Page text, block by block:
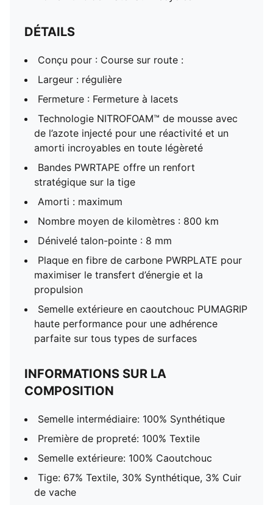
DÉTAILS
Conçu pour : Course sur route :
Largeur : régulière
Fermeture : Fermeture à lacets
Technologie NITROFOAM™ de mousse avec
de l’azote injecté pour une réactivité et un
amorti incroyables en toute légèreté
Bandes PWRTAPE offre un renfort
stratégique sur la tige
Amorti : maximum
Nombre moyen de kilomètres : 800 km
Dénivelé talon-pointe : 8 mm
Plaque en fibre de carbone PWRPLATE pour
maximiser le transfert d’énergie et la
propulsion
Semelle extérieure en caoutchouc PUMAGRIP
haute performance pour une adhérence
parfaite sur tous types de surfaces
INFORMATIONS SUR LA
COMPOSITION
Semelle intermédiaire: 100% Synthétique
Première de propreté: 100% Textile
Semelle extérieure: 100% Caoutchouc
Tige: 67% Textile, 30% Synthétique, 3% Cuir
de vache